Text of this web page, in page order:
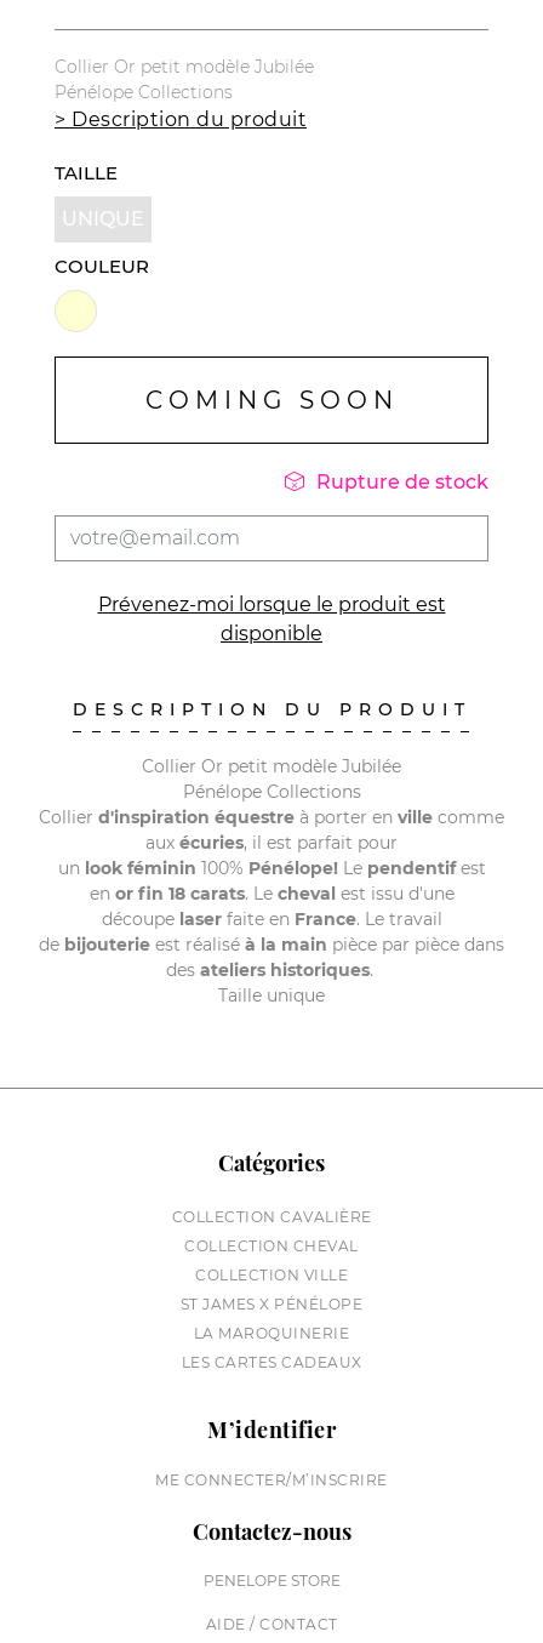
Collier Or petit modèle Jubilée
Pénélope Collections
> Description du produit
TAILLE
UNIQUE
COULEUR
COMING SOON
 Rupture de stock
Prévenez-moi lorsque le produit est
disponible
DESCRIPTION DU PRODUIT
Collier Or petit modèle Jubilée
Pénélope Collections
Collier d'inspiration équestre à porter en ville comme
aux écuries, il est parfait pour
un look féminin 100% Pénélope! Le pendentifest
en or fin 18 carats. Le cheval est issu d'une
découpe laserfaite en France. Le travail
de bijouterie est réalisé à la main pièce par pièce dans
des ateliers historiques.
Taille unique
Catégories
COLLECTION CAVALIÈRE
COLLECTION CHEVAL
COLLECTION VILLE
ST JAMES X PÉNÉLOPE
LA MAROQUINERIE
LES CARTES CADEAUX
M’identifier
ME CONNECTER/M’INSCRIRE
Contactez-nous
PENELOPE STORE
AIDE / CONTACT